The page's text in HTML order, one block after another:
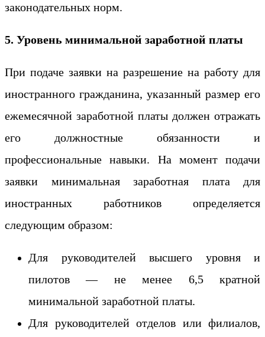
законодательных норм.
5. Уровень минимальной заработной платы
При подаче заявки на разрешение на работу для
иностранного гражданина, указанный размер его
ежемесячной заработной платы должен отражать
его должностные обязанности и
профессиональные навыки. На момент подачи
заявки минимальная заработная плата для
иностранных работников определяется
следующим образом:
Для руководителей высшего уровня и
пилотов — не менее 6,5 кратной
минимальной заработной платы.
Для руководителей отделов или филиалов,